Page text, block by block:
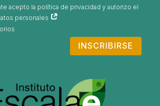
acepto la política de privacidad y autorizo el
personales
INSCRIBIRSE